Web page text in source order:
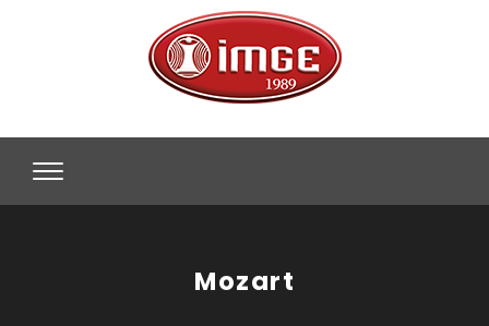
Mozart